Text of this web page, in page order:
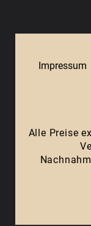
Impressum
Alle Preise